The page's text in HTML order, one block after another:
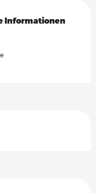
Informationen
Informationen